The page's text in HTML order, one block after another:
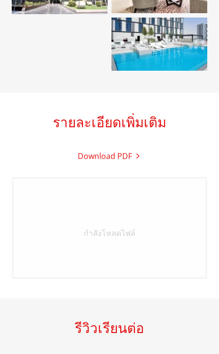
รายละเอียดเพิ่มเติม
Download PDF
กำลังโหลดไฟล์
รีวิวเรียนต่อ